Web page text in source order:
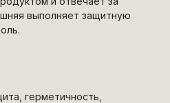
выполняет защитную
герметичность,